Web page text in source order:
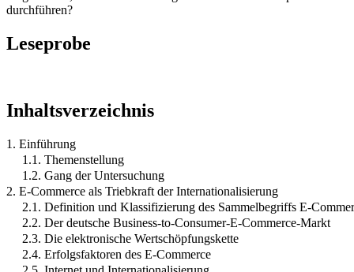
durchführen?
Leseprobe
Inhaltsverzeichnis
1. Einführung
1.1. Themenstellung
1.2. Gang der Untersuchung
2. E-Commerce als Triebkraft der Internationalisierung
2.1. Definition und Klassifizierung des Sammelbegriffs E-
2.2. Der deutsche Business-to-Consumer-E-Commerce-Markt
2.3. Die elektronische Wertschöpfungskette
2.4. Erfolgsfaktoren des E-Commerce